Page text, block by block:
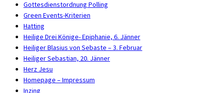
Gottesdienstordnung Polling
Green Events-Kriterien
Hatting
Heilige Drei Könige- Epiphanie, 6. Jänner
Heiliger Blasius von Sebaste – 3. Februar
Heiliger Sebastian, 20. Jänner
Herz Jesu
Homepage – Impressum
Inzing